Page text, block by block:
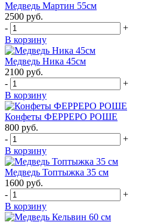
Медведь Мартин 55см
2500 руб.
-
+
В корзину
Медведь Ника 45см
2100 руб.
-
+
В корзину
Конфеты ФЕРРЕРО РОШЕ
800 руб.
-
+
В корзину
Медведь Топтыжка 35 см
1600 руб.
-
+
В корзину